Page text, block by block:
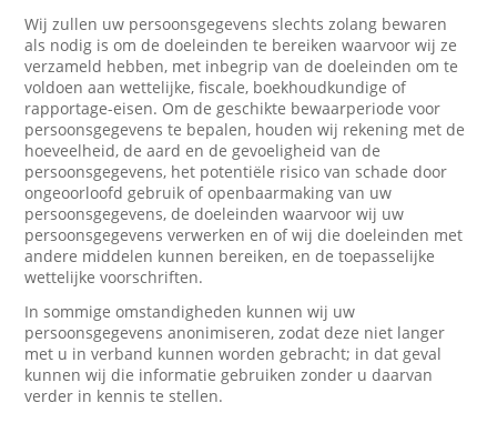
Wij zullen uw persoonsgegevens slechts zolang bewaren
als nodig is om de doeleinden te bereiken waarvoor wij ze
verzameld hebben, met inbegrip van de doeleinden om te
voldoen aan wettelijke, fiscale, boekhoudkundige of
rapportage-eisen. Om de geschikte bewaarperiode voor
persoonsgegevens te bepalen, houden wij rekening met de
hoeveelheid, de aard en de gevoeligheid van de
persoonsgegevens, het potentiële risico van schade door
ongeoorloofd gebruik of openbaarmaking van uw
persoonsgegevens, de doeleinden waarvoor wij uw
persoonsgegevens verwerken en of wij die doeleinden met
andere middelen kunnen bereiken, en de toepasselijke
wettelijke voorschriften.
In sommige omstandigheden kunnen wij uw
persoonsgegevens anonimiseren, zodat deze niet langer
met u in verband kunnen worden gebracht; in dat geval
kunnen wij die informatie gebruiken zonder u daarvan
verder in kennis te stellen.